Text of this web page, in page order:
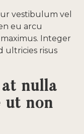
vestibulum vel
eu arcu
Integer
ultricies risus
nulla
ut non